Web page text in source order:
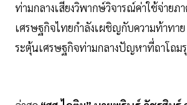
ท่ามกลางเสียงวิพากษ์วิจารณ์ค่าใช้จ่ายภ
เศรษฐกิจไทยกำลังเผชิญกับความท้าทาย
ระตุ้นเศรษฐกิจท่ามกลางปัญหาที่ถาโถมรุ